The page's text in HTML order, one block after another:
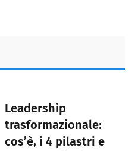
Leadership
trasformazionale:
cos’è, i 4 pilastri e